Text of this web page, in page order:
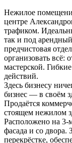
Нежилое
центре
трафиком.
так и под
предчистовая
организовать всё:
мастерской.
действий.
Здесь бизнесу
бизнес — в своём
Продаётся
стоящем нежилом
Расположено на
фасада и со двора.
перекрёстке,